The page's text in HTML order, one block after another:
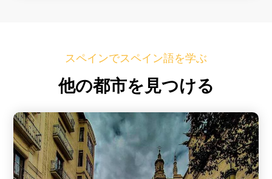
スペインでスペイン語を学ぶ
他の都市を見つける